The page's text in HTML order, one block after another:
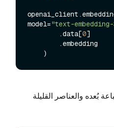
model="text-
        .data[
0]
بُعده والعناصر القليلة